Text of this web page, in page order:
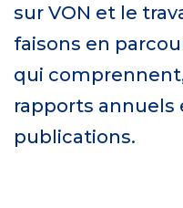
sur VON et le
faisons en
qui
rapports annuels
publications.